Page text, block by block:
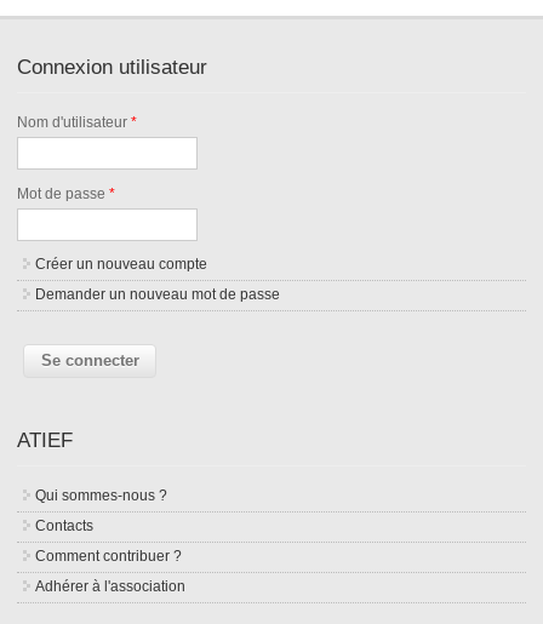
Connexion utilisateur
Nom d'utilisateur*
Mot de passe*
Créer un nouveau compte
Demander un nouveau mot de passe
ATIEF
Qui sommes-nous ?
Contacts
Comment contribuer ?
Adhérer à l'association